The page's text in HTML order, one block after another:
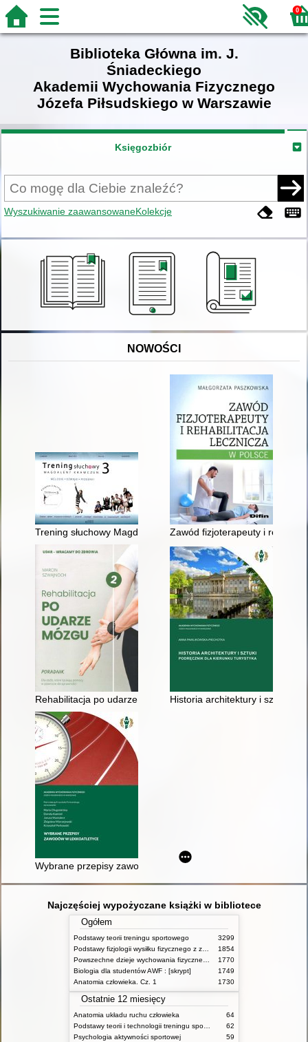
0
Biblioteka Główna im. J.
Śniadeckiego
Akademii Wychowania Fizycznego
Józefa Piłsudskiego w Warszawie
Księgozbiór
Wyszukiwanie zaawansowaneKolekcje
NOWOŚCI
Trening słuchowy Magdaleny Krawczun : melodie, dźwięki,
Zawód fizjoterapeuty i
Rehabilitacja po udarze mózgu : poradnik dla osób, które
Historia architektury i sztuki :
Wybrane przepisy zawodów w lekkoatletyce
Najczęściej wypożyczane książki w bibliotece
Ogółem
Podstawy teorii treningu sportowego
3299
1854
1770
Biologia dla studentów AWF : [skrypt]
1749
Anatomia człowieka. Cz. 1
1730
Ostatnie 12 miesięcy
Anatomia układu ruchu człowieka
64
62
Psychologia aktywności sportowej
59